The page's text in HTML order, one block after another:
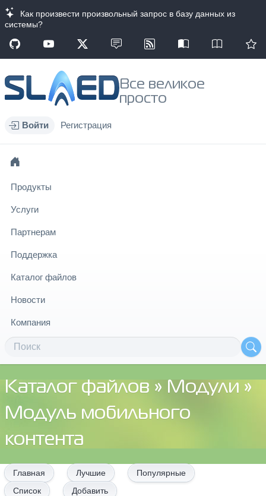
Как произвести произвольный запрос в базу данных из
системы?
Все великое
просто
Войти Регистрация
Продукты
Услуги
Партнерам
Поддержка
Каталог файлов
Новости
Компания
Каталог файлов » Модули »
Модуль мобильного
контента
Главная Лучшие
Популярные
Список
Добавить